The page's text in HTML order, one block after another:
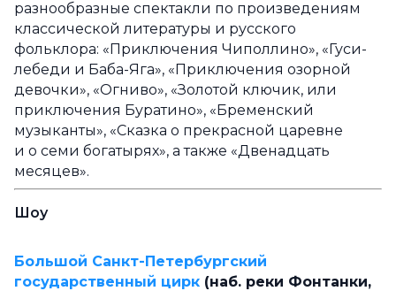
разнообразные спектакли по произведениям
классической литературы и русского
фольклора: «Приключения Чиполлино», «Гуси-
лебеди и Баба-Яга», «Приключения озорной
девочки», «Огниво», «Золотой ключик, или
приключения Буратино», «Бременский
музыканты», «Сказка о прекрасной царевне
и о семи богатырях», а также «Двенадцать
месяцев».
Шоу
Большой Санкт-Петербургский
государственный цирк (наб. реки Фонтанки,